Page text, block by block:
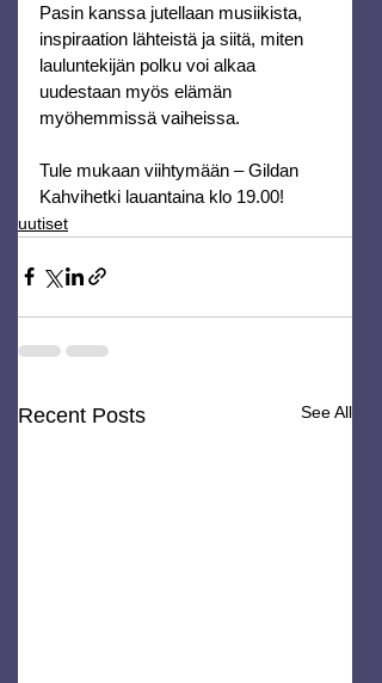
Pasin kanssa jutellaan musiikista,
inspiraation lähteistä ja siitä, miten
lauluntekijän polku voi alkaa
uudestaan myös elämän
myöhemmissä vaiheissa.
Tule mukaan viihtymään – Gildan
Kahvihetki lauantaina klo 19.00!
uutiset
Recent Posts See All